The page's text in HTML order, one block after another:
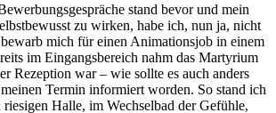
stand bevor und mein
zu wirken, habe ich, nun ja, nicht
mich für einen Animationsjob in einem
im Eingangsbereich nahm das Martyrium
Rezeption war – wie sollte es auch anders
Termin informiert worden. So stand ich
Halle, im Wechselbad der Gefühle,